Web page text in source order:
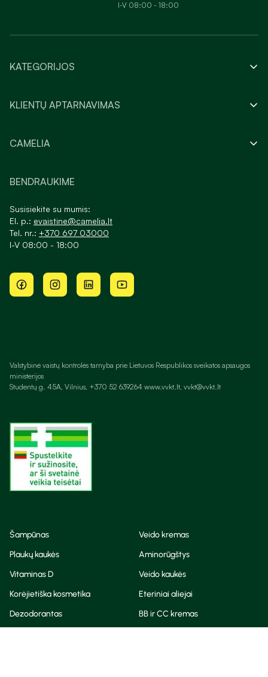
I-V 08:00 - 18:00
KATEGORIJOS
KLIENTŲ APTARNAVIMAS
CAMELIA
BENDRAUKIME
Susisiekite su mumis:
El. p.: evaistine@camelia.lt
Tel. nr.: +370 697 03000
I-V 08:00 - 18:00
Valstybinė vaistų kontrolės tarnyba prie Lietuvos Respublikos sveikatos apsaugos
ministerijos
Studentų g. 45A, Vilnius, +370 52 639264 www.vvkt.lt, vvkt@vvkt.lt
Šampūnas
Veido kremas
Plaukų kaukės
Aminorūgštys
Vitaminas D
Veido kaukės
Korėjietiška kosmetika
Eteriniai aliejai
Dezodorantas
BB ir CC kremas